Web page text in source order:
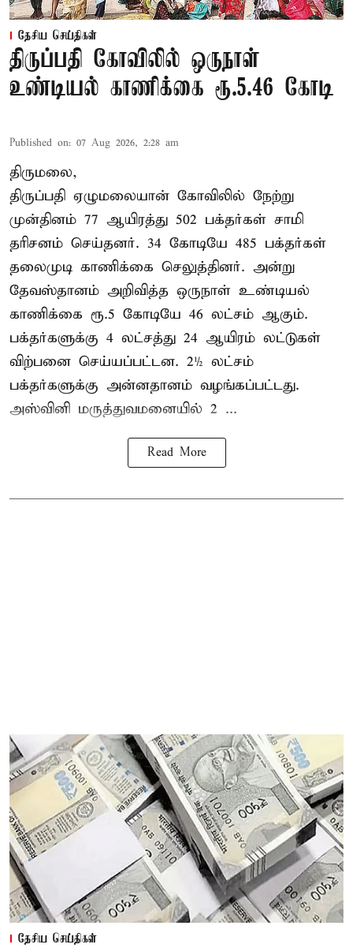
தேசிய செய்திகள்
திருப்பதி கோவிலில் ஒருநாள்
உண்டியல் காணிக்கை ரூ.5.46 கோடி
Published on: 07 Aug 2026, 2:28 am
திருமலை,
திருப்பதி ஏழுமலையான் கோவிலில் நேற்று
முன்தினம் 77 ஆயிரத்து 502 பக்தர்கள் சாமி
தரிசனம் செய்தனர். 34 கோடியே 485 பக்தர்கள்
தலைமுடி காணிக்கை செலுத்தினர். அன்று
தேவஸ்தானம் அறிவித்த ஒருநாள் உண்டியல்
காணிக்கை ரூ.5 கோடியே 46 லட்சம் ஆகும்.
பக்தர்களுக்கு 4 லட்சத்து 24 ஆயிரம் லட்டுகள்
விற்பனை செய்யப்பட்டன. 2½ லட்சம்
பக்தர்களுக்கு அன்னதானம் வழங்கப்பட்டது.
அஸ்வினி மருத்துவமனையில் 2 ...
Read More
தேசிய செய்திகள்